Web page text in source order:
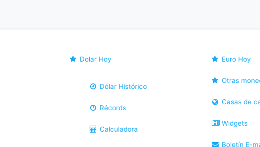
Dolar Hoy
Dólar Histórico
Récords
Calculadora
Euro Hoy
Otras
Casas de
Widgets
Boletín E-